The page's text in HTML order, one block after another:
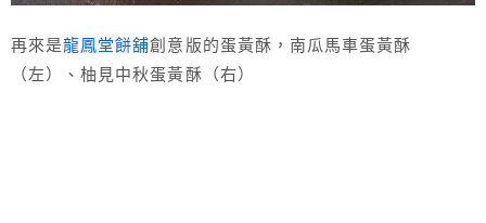
再來是龍鳳堂餅舖創意版的蛋黃酥，南瓜馬車蛋黃酥
（左）、柚見中秋蛋黃酥（右）